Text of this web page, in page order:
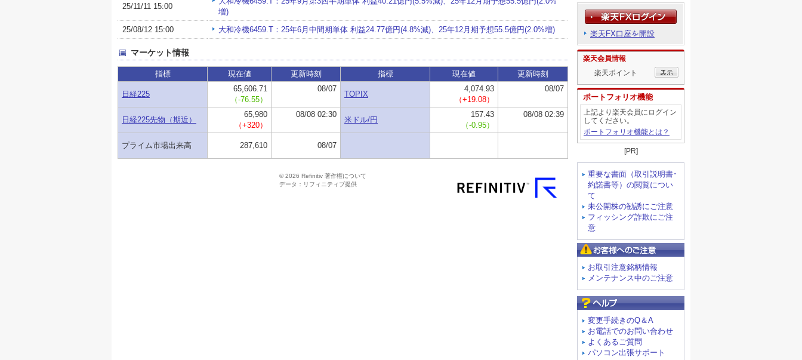
楽天FX口座を開設
楽天会員情報
楽天ポイント
ポートフォリオ機能
上記より楽天会員にログイン
してください。
ポートフォリオ機能とは？
[PR]
重要な書面（取引説明書･
約諾書等）の閲覧につい
て
未公開株の勧誘にご注意
フィッシング詐欺にご注
意
お取引注意銘柄情報
メンテナンス中のご注意
変更手続きのQ＆A
お電話でのお問い合わせ
よくあるご質問
パソコン出張サポート